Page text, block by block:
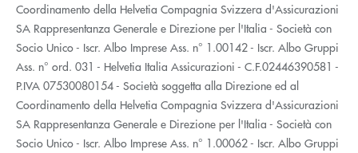
Coordinamento della Helvetia Compagnia Svizzera d'Assicurazioni
SA Rappresentanza Generale e Direzione per l'Italia - Società con
Socio Unico - Iscr. Albo Imprese Ass. n° 1.00142 - Iscr. Albo Gruppi
Ass. n° ord. 031 - Helvetia Italia Assicurazioni - C.F.02446390581 -
P.IVA 07530080154 - Società soggetta alla Direzione ed al
Coordinamento della Helvetia Compagnia Svizzera d'Assicurazioni
SA Rappresentanza Generale e Direzione per l'Italia - Società con
Socio Unico - Iscr. Albo Imprese Ass. n° 1.00062 - Iscr. Albo Gruppi